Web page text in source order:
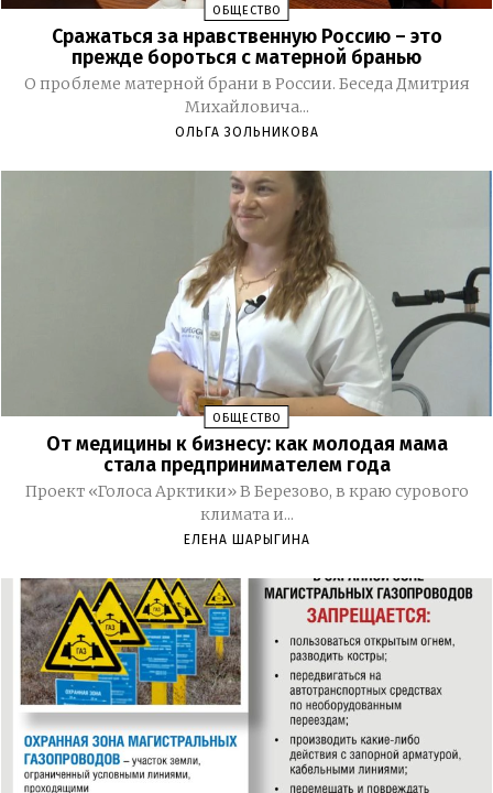
ОБЩЕСТВО
Сражаться за нравственную Россию – это
прежде бороться с матерной бранью
О проблеме матерной брани в России. Беседа Дмитрия
Михайловича...
ОЛЬГА ЗОЛЬНИКОВА
ОБЩЕСТВО
От медицины к бизнесу: как молодая мама
стала предпринимателем года
Проект «Голоса Арктики» В Березово, в краю сурового
климата и...
ЕЛЕНА ШАРЫГИНА